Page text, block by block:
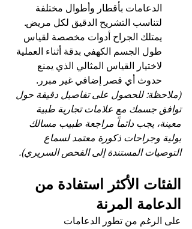
الدعامات بأقطار وأطوال مختلفة
لتناسب التشريح الدقيق لكل مريض.
يمتلك الجراح أدوات مخصصة لقياس
طول الجسم الكهفي بدقة أثناء العملية
لاختيار القياس المثالي الذي يمنع
حدوث أي قصر إضافي غير مبرر.
(ملاحظة: للحصول على تفاصيل دقيقة حول
توافق جسمك مع علامات تجارية طبية
معينة، يجب دائماً مراجعة طبيب مسالك
بولية وجراحات ذكورة معتمد لسماع
التوصيات المستندة إلى الفحص السريري).
الفئات الأكثر استفادة من
الدعامة المرنة
على الرغم من تطور الدعامات